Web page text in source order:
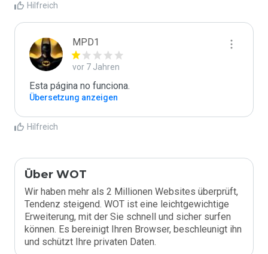
Hilfreich
MPD1
vor 7 Jahren
Esta página no funciona.
Übersetzung anzeigen
Hilfreich
Über WOT
Wir haben mehr als 2 Millionen Websites überprüft,
Tendenz steigend. WOT ist eine leichtgewichtige
Erweiterung, mit der Sie schnell und sicher surfen
können. Es bereinigt Ihren Browser, beschleunigt ihn
und schützt Ihre privaten Daten.